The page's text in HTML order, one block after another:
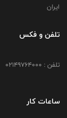
ایران
تلفن و فکس
تلفن : 02149764000
ساعات کار